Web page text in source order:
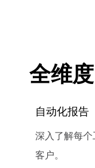
全维
自动化报告
深入了解每
客户。